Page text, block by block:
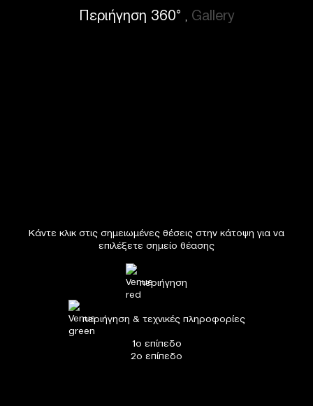
Περιήγηση 360° Gallery
Κάντε κλικ στις σημειωμένες θέσεις στην κάτοψη για να
επιλέξετε σημείο θέασης
περιήγηση
περιήγηση & τεχνικές πληροφορίες
1ο επίπεδο
2ο επίπεδο